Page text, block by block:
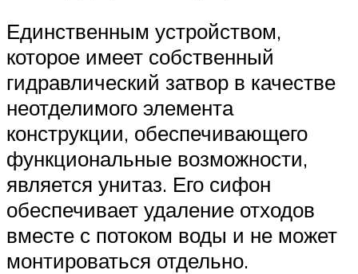
Единственным устройством,
которое имеет собственный
гидравлический затвор в качестве
неотделимого элемента
конструкции, обеспечивающего
функциональные возможности,
является унитаз. Его сифон
обеспечивает удаление отходов
вместе с потоком воды и не может
монтироваться отдельно.